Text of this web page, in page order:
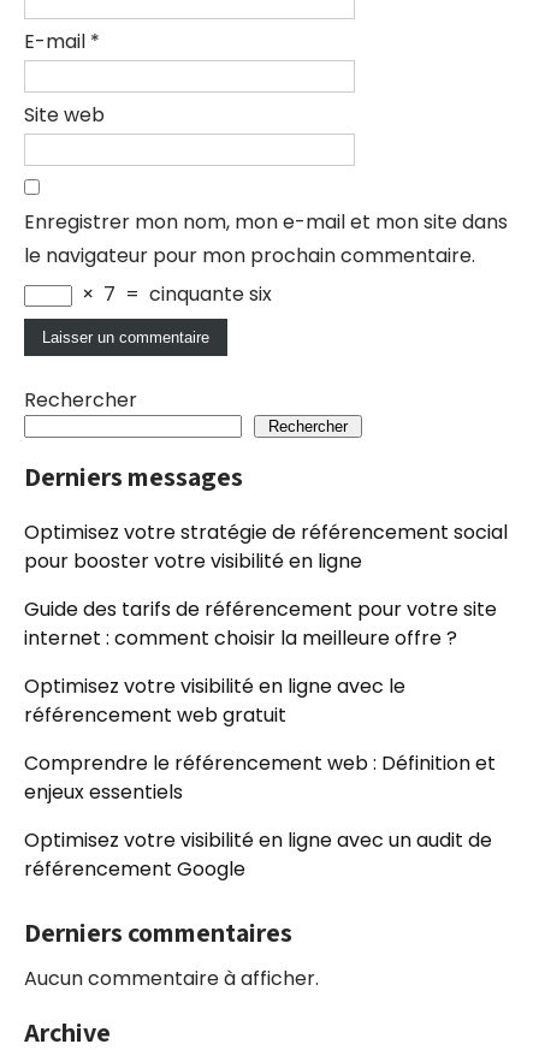
E-mail *
Site web
Enregistrer mon nom, mon e-mail et mon site dans
le navigateur pour mon prochain commentaire.
× 7 = cinquante six
Rechercher
Rechercher
Derniers messages
Optimisez votre stratégie de référencement social
pour booster votre visibilité en ligne
Guide des tarifs de référencement pour votre site
internet : comment choisir la meilleure offre ?
Optimisez votre visibilité en ligne avec le
référencement web gratuit
Comprendre le référencement web : Définition et
enjeux essentiels
Optimisez votre visibilité en ligne avec un audit de
référencement Google
Derniers commentaires
Aucun commentaire à afficher.
Archive